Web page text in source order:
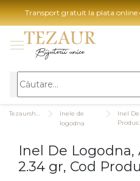
Transport gratuit la plata online
BIJUTERII FEMEI
Inele
Bratari
Inele de
logodna
Inel
Inel De Logodna,
2.34 gr, Cod